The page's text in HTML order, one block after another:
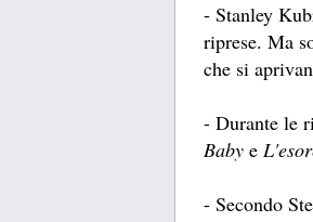
- Stanley
riprese. Ma
che si
- Durante le
Baby e
- Secondo